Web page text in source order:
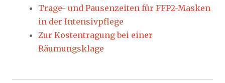
Trage- und Pausenzeiten für FFP2-Masken
in der Intensivpflege
Zur Kostentragung bei einer
Räumungsklage